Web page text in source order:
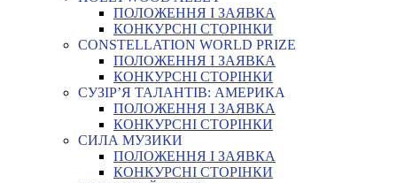
ПОЛОЖЕННЯ І ЗАЯВКА
КОНКУРСНІ СТОРІНКИ
CONSTELLATION WORLD PRIZE
ПОЛОЖЕННЯ І ЗАЯВКА
КОНКУРСНІ СТОРІНКИ
СУЗІР’Я ТАЛАНТІВ: АМЕРИКА
ПОЛОЖЕННЯ І ЗАЯВКА
КОНКУРСНІ СТОРІНКИ
СИЛА МУЗИКИ
ПОЛОЖЕННЯ І ЗАЯВКА
КОНКУРСНІ СТОРІНКИ